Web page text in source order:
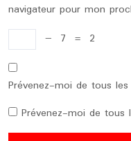
navigateur pour mon
− 7 = 2
Prévenez-moi de tous
Prévenez-moi de tous